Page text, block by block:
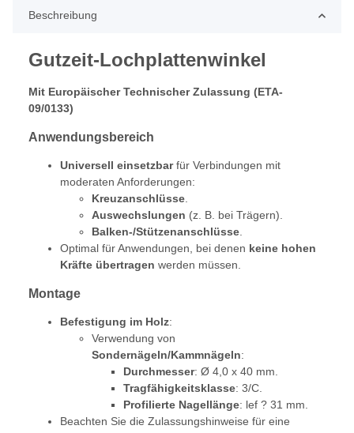
Beschreibung
Gutzeit-Lochplattenwinkel
Mit Europäischer Technischer Zulassung (ETA-
09/0133)
Anwendungsbereich
Universell einsetzbarfür Verbindungen mit
moderaten Anforderungen:
Kreuzanschlüsse
Auswechslungen (z. B. bei Trägern).
Balken-/Stützenanschlüsse
Optimal für Anwendungen, bei denen keine hohen
Kräfte übertragen werden müssen.
Montage
Befestigung im Holz:
Verwendung von
Sondernägeln/Kammnägeln:
Durchmesser: Ø 4,0 x 40 mm.
Tragfähigkeitsklasse: 3/C.
Profilierte Nagellänge: lef ? 31 mm.
Beachten Sie die Zulassungshinweise für eine